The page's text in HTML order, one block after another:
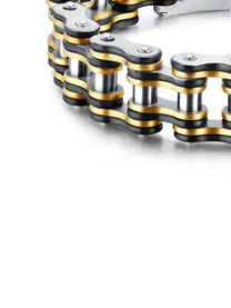
semipretioase
Bijuterii argint placat cu aur
Bijuterii argint cu diverse
materiale
Bijuterii argint cu murano
Bijuterii de Lux
Bijuterii gotice si rock
Bijuterii Handmade
Bijuterii fantezie